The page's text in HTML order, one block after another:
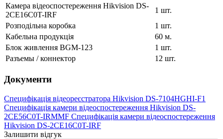
Камера відеоспостереження Hikvision DS-
2CE16C0T-IRF
1 шт.
Розподільна коробка
1 шт.
Кабельна продукція
60 м.
Блок живлення BGM-123
1 шт.
Разъемы / коннектор
12 шт.
Документи
Специфікація відеореєстратора Hikvision DS-7104HGHI-F1
Специфікація камери відеоспостереження Hikvision DS-
2CE56C0T-IRMMF Специфікація камери відеоспостереження
Hikvision DS-2CE16C0T-IRF
Залишити відгук